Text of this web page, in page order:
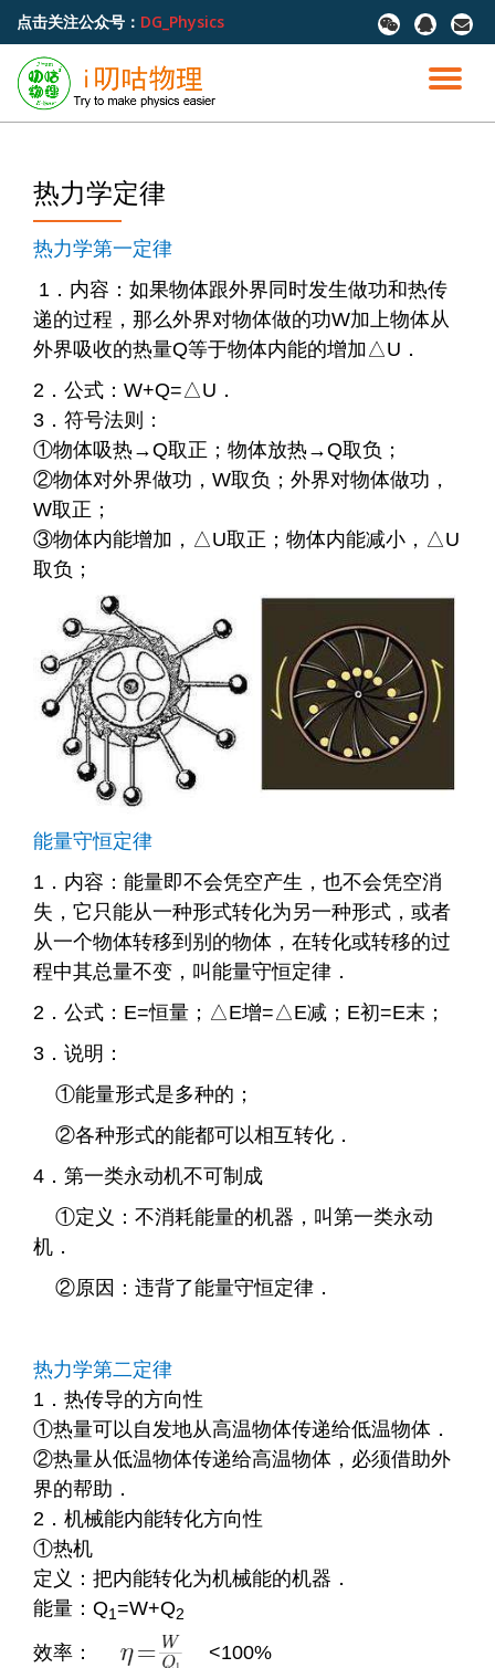
容
点击关注公众号： DG_Physics
fa-
wechat
fa-
qq
fa-
切
热力学定律
热力学第一定律
1．内容：如果物体跟外界同时发生做功和热传
递的过程，那么外界对物体做的功W加上物体从
外界吸收的热量Q等于物体内能的增加△U．
2．公式：W+Q=△U．
3．符号法则：
①物体吸热→Q取正；物体放热→Q取负；
②物体对外界做功，W取负；外界对物体做功，
W取正；
③物体内能增加，△U取正；物体内能减小，△U
取负；
能量守恒定律
1．内容：能量即不会凭空产生，也不会凭空消
失，它只能从一种形式转化为另一种形式，或者
从一个物体转移到别的物体，在转化或转移的过
程中其总量不变，叫能量守恒定律．
2．公式：E=恒量； △E增=△E减； E初=E末；
3．说明：
①能量形式是多种的；
②各种形式的能都可以相互转化．
4．第一类永动机不可制成
①定义：不消耗能量的机器，叫第一类永动
机．
②原因：违背了能量守恒定律．
热力学第二定律
1．热传导的方向性
①热量可以自发地从高温物体传递给低温物体．
②热量从低温物体传递给高温物体，必须借助外
界的帮助．
2．机械能内能转化方向性
①热机
定义：把内能转化为机械能的机器．
能量：Q1 =W+Q2
效率： <100%